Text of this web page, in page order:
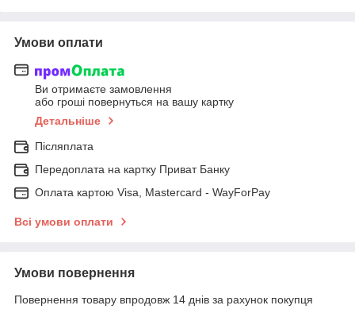
Умови оплати
Ви отримаєте замовлення
або гроші повернуться на вашу картку
Детальніше
Післяплата
Передоплата на картку Приват Банку
Оплата картою Visa, Mastercard - WayForPay
Всі умови оплати
Умови повернення
Повернення товару впродовж 14 днів за рахунок покупця